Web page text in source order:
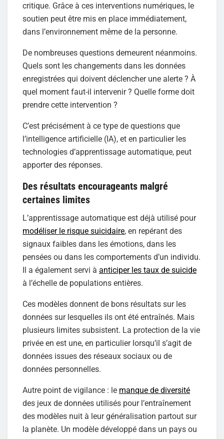
critique. Grâce à ces interventions numériques, le
soutien peut être mis en place immédiatement,
dans l’environnement même de la personne.
De nombreuses questions demeurent néanmoins.
Quels sont les changements dans les données
enregistrées qui doivent déclencher une alerte ? À
quel moment faut-il intervenir ? Quelle forme doit
prendre cette intervention ?
C’est précisément à ce type de questions que
l’intelligence artificielle (IA), et en particulier les
technologies d’apprentissage automatique, peut
apporter des réponses.
Des résultats encourageants malgré
certaines limites
L’apprentissage automatique est déjà utilisé pour
modéliser le risque suicidaire, en repérant des
signaux faibles dans les émotions, dans les
pensées ou dans les comportements d’un individu.
Il a également servi à anticiper les taux de suicide
à l’échelle de populations entières.
Ces modèles donnent de bons résultats sur les
données sur lesquelles ils ont été entraînés. Mais
plusieurs limites subsistent. La protection de la vie
privée en est une, en particulier lorsqu’il s’agit de
données issues des réseaux sociaux ou de
données personnelles.
Autre point de vigilance : le manque de diversité
des jeux de données utilisés pour l’entraînement
des modèles nuit à leur généralisation partout sur
la planète. Un modèle développé dans un pays ou